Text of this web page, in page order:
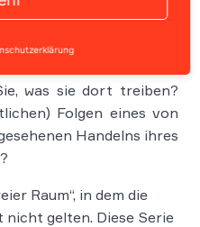
was sie dort treiben?
Folgen eines von
Handelns ihres
Raum“, in dem die
nicht gelten. Diese Serie